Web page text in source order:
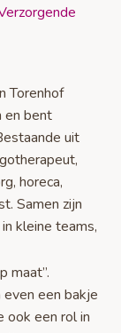
Torenhof
en bent
uit
horeca,
Samen zijn
kleine teams,
maat”.
een bakje
ook een rol in